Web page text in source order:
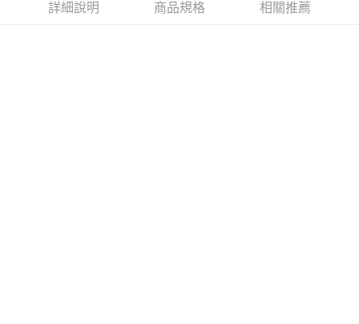
每筆NT$70，滿NT$499(含以上)免運費
詳細說明 商品規格 相關推薦